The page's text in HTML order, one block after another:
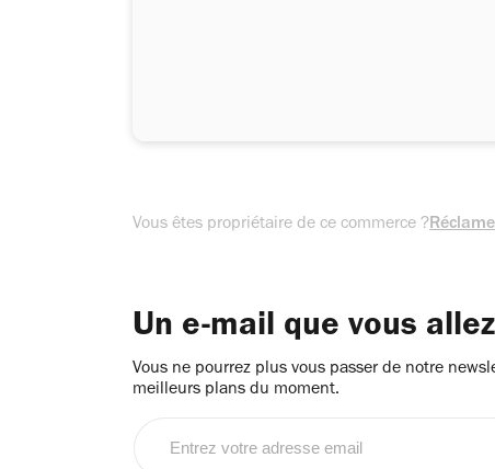
Vous êtes propriétaire de ce commerce ?
Un e-mail que vous
Vous ne pourrez plus vous passer de notre
meilleurs plans du moment.